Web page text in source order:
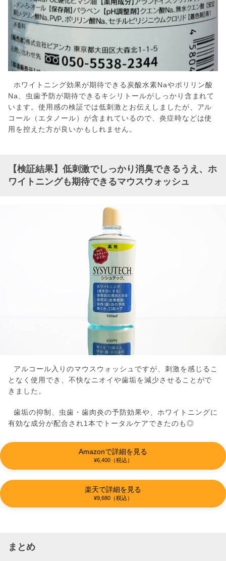
ホワイトニング効果が期待できる炭酸水素Naやポリリン酸
Na、虫歯予防が期待できるキシリトールがしっかり含まれて
います。使用感の検証では低刺激とお伝えしましたが、アル
コール（エタノール）が含まれているので、炎症時などは使
用を控えた方が良いかもしれません。
【検証結果】低刺激でしっかり消臭できるうえ、ホ
ワイトニングも期待できるマウスウォッシュ
アルコール入りのマウスウォッシュですが、刺激を感じるこ
となく使用でき、不快なニオイや歯垢を減少させることがで
きました。
歯垢の抑制、虫歯・歯肉炎の予防効果や、ホワイトニングに
有効な成分が配合され1本でトータルケアできたのも◎
Amazonで詳細を見る
¥6,400（税込）
楽天で詳細を見る
¥9,680（税込）
まとめ